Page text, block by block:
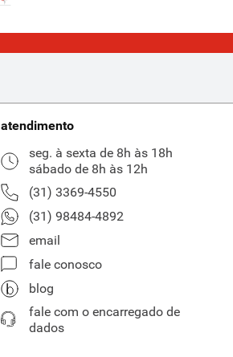
atendimento
seg. à sexta de 8h às 18h
sábado de 8h às 12h
(31) 3369-4550
(31) 98484-4892
email
fale conosco
blog
fale com o encarregado de
dados